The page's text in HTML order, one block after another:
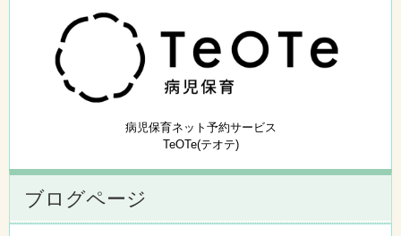
病児保育ネット予約サービス
TeOTe(テオテ)
ブログページ